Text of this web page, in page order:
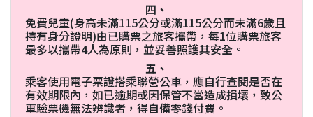
四、
免費兒童(身高未滿115公分或滿115公分而未滿6歲且
持有身分證明)由已購票之旅客攜帶，每1位購票旅客
最多以攜帶4人為原則，並妥善照護其安全。
五、
乘客使用電子票證搭乘聯營公車，應自行查閱是否在
有效期限內，如已逾期或因保管不當造成損壞，致公
車驗票機無法辨識者，得自備零錢付費。